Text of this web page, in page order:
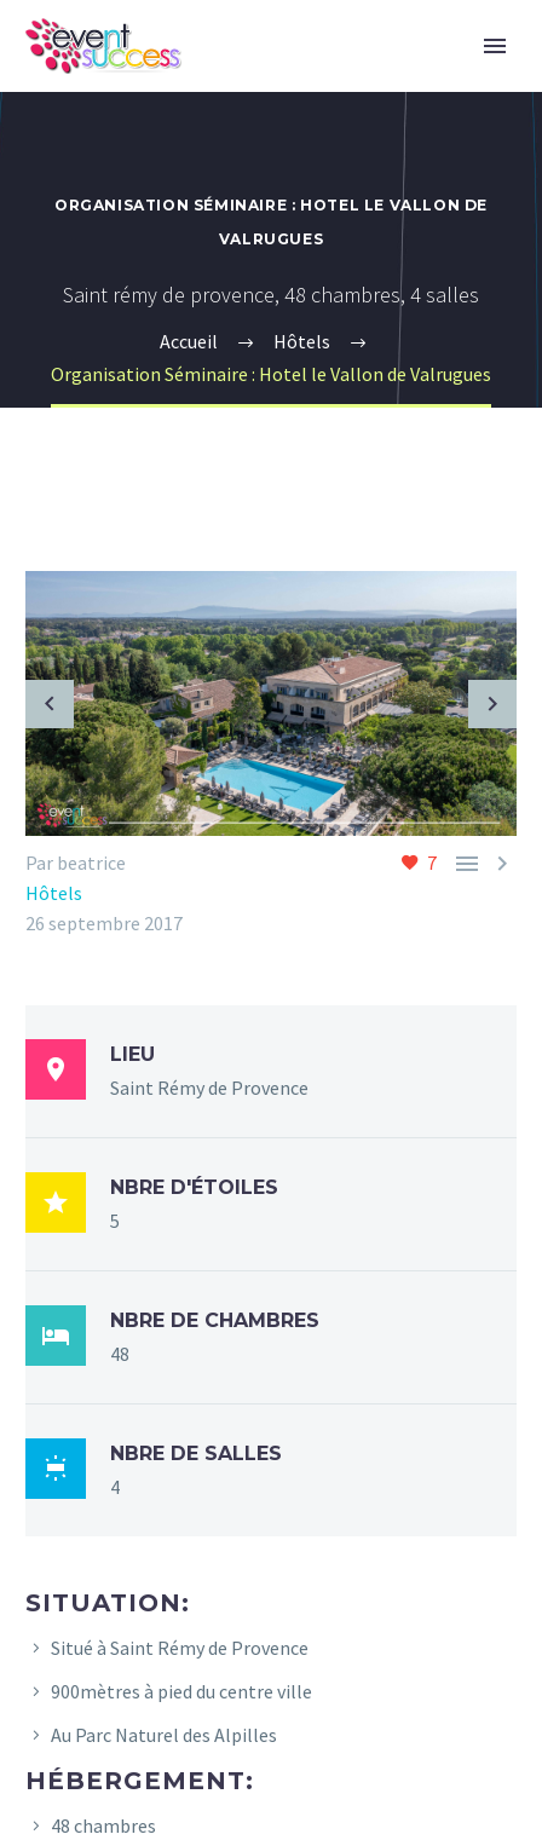
ORGANISATION SÉMINAIRE : HOTEL LE VALLON DE
VALRUGUES
Saint rémy de provence, 48 chambres, 4 salles
Accueil
Hôtels
Organisation Séminaire : Hotel le Vallon de Valrugues
7  
Par beatrice
Hôtels
26 septembre 2017

LIEU
Saint Rémy de Provence

NBRE D'ÉTOILES
5

NBRE DE CHAMBRES
48

NBRE DE SALLES
4
SITUATION:
Situé à Saint Rémy de Provence
900mètres à pied du centre ville
Au Parc Naturel des Alpilles
HÉBERGEMENT:
48 chambres